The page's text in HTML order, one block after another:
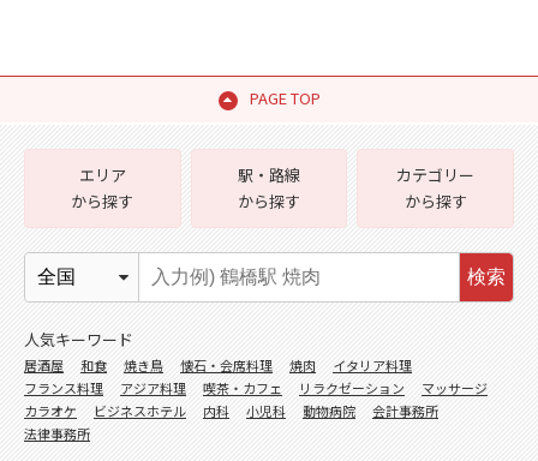
PAGE TOP
エリア
から探す
駅・路線
から探す
カテゴリー
から探す
検索
人気キーワード
居酒屋 和食 焼き鳥 懐石・会席料理 焼肉
イタリア料理
フランス料理
アジア料理 喫茶・カフェ リラクゼーション
マッサージ
カラオケ
ビジネスホテル 内科 小児科 動物病院
会計事務所
法律事務所